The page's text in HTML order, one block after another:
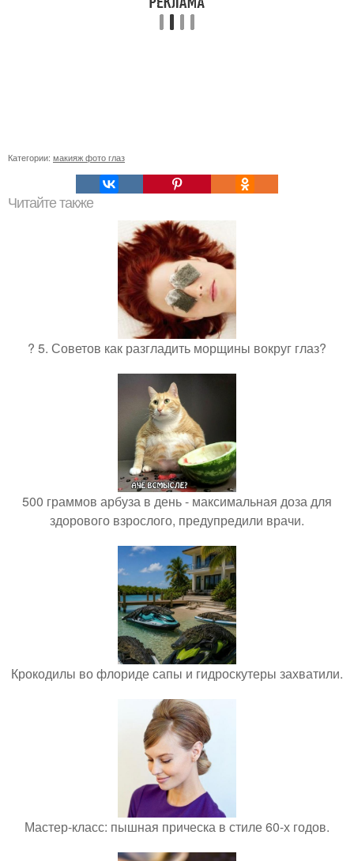
Категории: макияж фото глаз
Читайте также
? 5. Советов как разгладить морщины вокруг глаз?
500 граммов арбуза в день - максимальная доза для
здорового взрослого, предупредили врачи.
Крокодилы во флориде сапы и гидроскутеры захватили.
Мастер-класс: пышная прическа в стиле 60-х годов.